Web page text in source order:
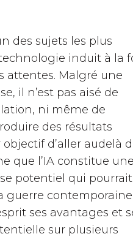
des sujets les plus
induit à la
attentes. Malgré une
il n’est pas aisé de
ni même de
des résultats
d’aller audelà
que l’IA constitue une
potentiel qui pourrait
contemporaine.
ses avantages et
sur plusieurs